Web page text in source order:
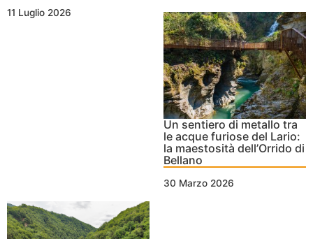
11 Luglio 2026
Un sentiero di metallo tra
le acque furiose del Lario:
la maestosità dell’Orrido di
Bellano
30 Marzo 2026